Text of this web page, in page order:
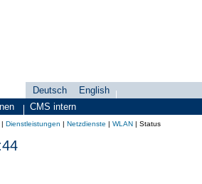
CMS intern
Sprachauswahl
Deutsch
English
search-menu
| Dienstleistungen | Netzdienste | WLAN | Status